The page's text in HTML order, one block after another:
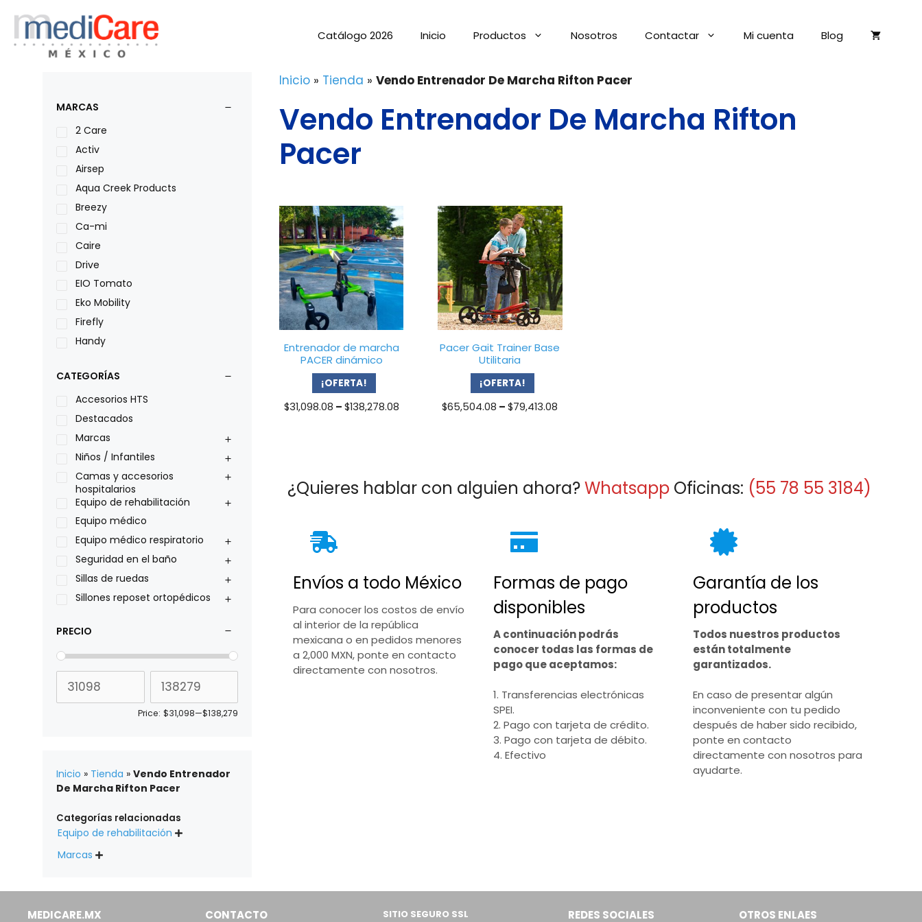
contenido
Catálogo 2026 Inicio Productos Nosotros Contactar Mi cuenta Blog
Inicio » Tienda » Vendo Entrenador De Marcha Rifton Pacer
Vendo Entrenador De Marcha Rifton
Pacer
Entrenador de marcha
PACER dinámico
¡OFERTA!
$31,098.08 – $138,278.08Price
Pacer Gait Trainer Base
Utilitaria
¡OFERTA!
$65,504.08 – $79,413.08
¿Quieres hablar con alguien ahora?Whatsapp Oficinas: (55 78 55 3184)
Envíos a todo México
Para conocer los costos de envío
al interior de la república
mexicana o en pedidos menores
a 2,000 MXN, ponte en contacto
directamente con nosotros.
Formas de pago
disponibles
A continuación podrás
conocer todas las formas de
pago que aceptamos:
1. Transferencias electrónicas
SPEI.
2. Pago con tarjeta de crédito.
3. Pago con tarjeta de débito.
4. Efectivo
Garantía de los
productos
Todos nuestros productos
están totalmente
garantizados.
En caso de presentar algún
inconveniente con tu pedido
después de haber sido recibido,
ponte en contacto
directamente con nosotros para
ayudarte.
MARCAS
2 Care
Activ
Airsep
Aqua Creek Products
Breezy
Ca-mi
Caire
Drive
EIO Tomato
Eko Mobility
Firefly
Handy
Leggero
Lumex
Medical Store
Nidek
Oxiplus
Philips
Pride
Roho
Sillas de ruedas Everest Jennings
CATEGORÍAS
Accesorios HTS
Destacados
Marcas
Niños / Infantiles
Camas y accesorios
hospitalarios
Equipo de rehabilitación
Equipo médico
Equipo médico respiratorio
Seguridad en el baño
Sillas de ruedas
Sillones reposet ortopédicos
PRECIO
Price: $31,098—$138,279
Inicio » Tienda » Vendo Entrenador
De Marcha Rifton Pacer
Categorías relacionadas
Equipo de rehabilitación 
Marcas 
MEDICARE.MX CONTACTO SITIO SEGURO SSL REDES SOCIALES OTROS ENLAES